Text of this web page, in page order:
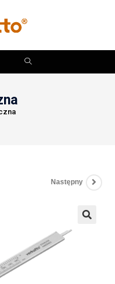
Następny